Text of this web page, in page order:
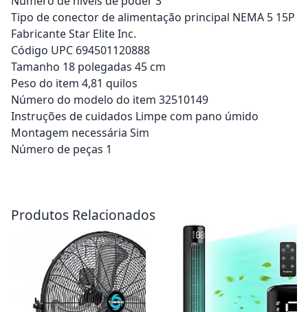
Tipo de conector de alimentação principal NEMA 5 15P
Fabricante Star Elite Inc.
Código UPC 694501120888
Tamanho 18 polegadas 45 cm
Peso do item 4,81 quilos
Número do modelo do item 32510149
Instruções de cuidados Limpe com pano úmido
Montagem necessária Sim
Número de peças 1
Produtos Relacionados
Adicionar ao carrinho